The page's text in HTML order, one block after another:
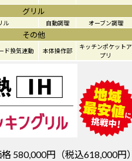
グリル
ル 自動調理 オーブン調理
その他
ド換気連動 本体操作部
キッチンポケットア
プリ
580,000円（税込618,000円）